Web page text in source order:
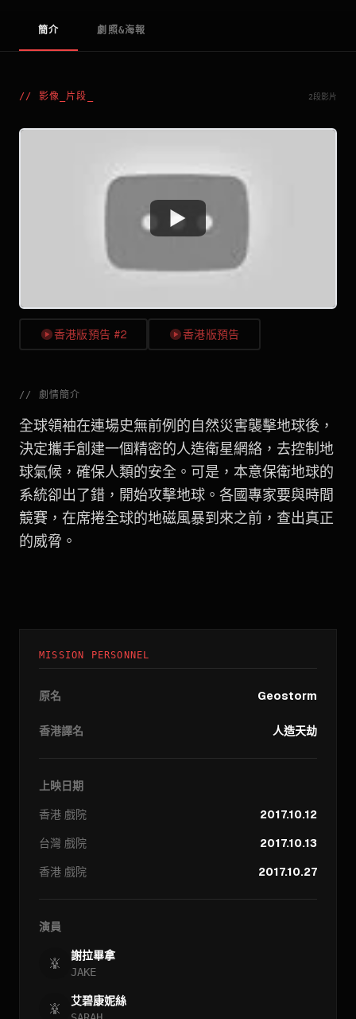
簡介 劇照&海報
// 影像_片段 2段影片
Watch
香港版預告 #2 香港版預告
// 劇情簡介
全球領袖在連場史無前例的自然災害襲擊地球後，
決定攜手創建一個精密的人造衛星網絡，去控制地
球氣候，確保人類的安全。可是，本意保衛地球的
系統卻出了錯，開始攻擊地球。各國專家要與時間
競賽，在席捲全球的地磁風暴到來之前，查出真正
的威脅。
MISSION PERSONNEL
原名 Geostorm
香港譯名 人造天劫
上映日期
香港 戲院
2017.10.12
台灣 戲院
2017.10.13
香港 戲院 2017.10.27
演員
謝拉畢拿
JAKE
艾碧康妮絲